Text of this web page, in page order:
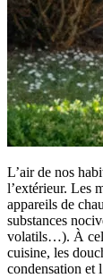
L’air de nos
l’extérieur. Les
appareils de
substances
volatils…). À
cuisine, les
condensation et